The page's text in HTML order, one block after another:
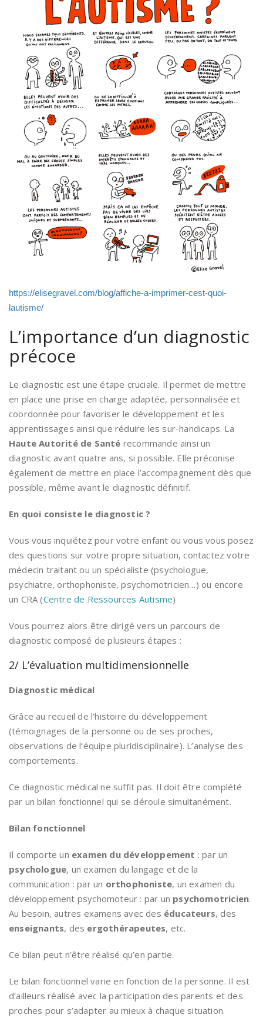
https://elisegravel.com/blog/affiche-a-imprimer-cest-quoi-
lautisme/
L’importance d’un diagnostic
précoce
Le diagnostic est une étape cruciale. Il permet de mettre
en place une prise en charge adaptée, personnalisée et
coordonnée pour favoriser le développement et les
apprentissages ainsi que réduire les sur-handicaps. La
Haute Autorité de Santé recommande ainsi un
diagnostic avant quatre ans, si possible. Elle préconise
également de mettre en place l’accompagnement dès que
possible, même avant le diagnostic définitif.
En quoi consiste le diagnostic ?
Vous vous inquiétez pour votre enfant ou vous vous posez
des questions sur votre propre situation, contactez votre
médecin traitant ou un spécialiste (psychologue,
psychiatre, orthophoniste, psychomotricien…) ou encore
un CRA (Centre de Ressources Autisme)
Vous pourrez alors être dirigé vers un parcours de
diagnostic composé de plusieurs étapes :
2/ L’évaluation multidimensionnelle
Diagnostic médical
Grâce au recueil de l’histoire du développement
(témoignages de la personne ou de ses proches,
observations de l’équipe pluridisciplinaire). L’analyse des
comportements.
Ce diagnostic médical ne suffit pas. Il doit être complété
par un bilan fonctionnel qui se déroule simultanément.
Bilan fonctionnel
Il comporte un examen du développement : par un
psychologue, un examen du langage et de la
communication : par un orthophoniste, un examen du
développement psychomoteur : par un psychomotricien.
Au besoin, autres examens avec des éducateurs, des
enseignants, des ergothérapeutes, etc.
Ce bilan peut n’être réalisé qu’en partie.
Le bilan fonctionnel varie en fonction de la personne. Il est
d’ailleurs réalisé avec la participation des parents et des
proches pour s’adapter au mieux à chaque situation.